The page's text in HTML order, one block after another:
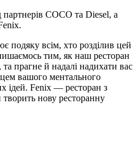
COCO та Diesel, а
подяку всім, хто розділив цей
тим, як наш ресторан
прагне й надалі надихати вас
вашого ментального
ідей. Fenix — ресторан з
нову ресторанну